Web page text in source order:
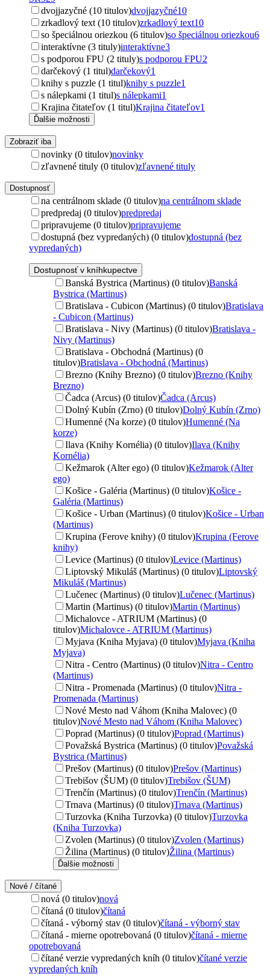
dvojjazyčné (10 titulov)dvojjazyčné10
zrkadlový text (10 titulov)zrkadlový text10
so špeciálnou oriezkou (6 titulov)so špeciálnou oriezkou6
interaktívne (3 tituly)interaktívne3
s podporou FPU (2 tituly)s podporou FPU2
darčekový (1 titul)darčekový1
knihy s puzzle (1 titul)knihy s puzzle1
s nálepkami (1 titul)s nálepkami1
Krajina čitateľov (1 titul)Krajina čitateľov1
Ďalšie možnosti
Zobraziť iba
novinky (0 titulov)novinky
zľavnené tituly (0 titulov)zľavnené tituly
Dostupnosť
na centrálnom sklade (0 titulov)na centrálnom sklade
predpredaj (0 titulov)predpredaj
pripravujeme (0 titulov)pripravujeme
dostupná (bez vypredaných) (0 titulov)dostupná (bez
vypredaných)
Dostupnosť v kníhkupectve
Banská Bystrica (Martinus) (0 titulov)Banská
Bystrica (Martinus)
Bratislava - Cubicon (Martinus) (0 titulov)Bratislava
- Cubicon (Martinus)
Bratislava - Nivy (Martinus) (0 titulov)Bratislava -
Nivy (Martinus)
Bratislava - Obchodná (Martinus) (0
titulov)Bratislava - Obchodná (Martinus)
Brezno (Knihy Brezno) (0 titulov)Brezno (Knihy
Brezno)
Čadca (Arcus) (0 titulov)Čadca (Arcus)
Dolný Kubín (Zrno) (0 titulov)Dolný Kubín (Zrno)
Humenné (Na korze) (0 titulov)Humenné (Na
korze)
Ilava (Knihy Kornélia) (0 titulov)Ilava (Knihy
Kornélia)
Kežmarok (Alter ego) (0 titulov)Kežmarok (Alter
ego)
Košice - Galéria (Martinus) (0 titulov)Košice -
Galéria (Martinus)
Košice - Urban (Martinus) (0 titulov)Košice - Urban
(Martinus)
Krupina (Ferove knihy) (0 titulov)Krupina (Ferove
knihy)
Levice (Martinus) (0 titulov)Levice (Martinus)
Liptovský Mikuláš (Martinus) (0 titulov)Liptovský
Mikuláš (Martinus)
Lučenec (Martinus) (0 titulov)Lučenec (Martinus)
Martin (Martinus) (0 titulov)Martin (Martinus)
Michalovce - ATRIUM (Martinus) (0
titulov)Michalovce - ATRIUM (Martinus)
Myjava (Kniha Myjava) (0 titulov)Myjava (Kniha
Myjava)
Nitra - Centro (Martinus) (0 titulov)Nitra - Centro
(Martinus)
Nitra - Promenada (Martinus) (0 titulov)Nitra -
Promenada (Martinus)
Nové Mesto nad Váhom (Kniha Malovec) (0
titulov)Nové Mesto nad Váhom (Kniha Malovec)
Poprad (Martinus) (0 titulov)Poprad (Martinus)
Považská Bystrica (Martinus) (0 titulov)Považská
Bystrica (Martinus)
Prešov (Martinus) (0 titulov)Prešov (Martinus)
Trebišov (ŠUM) (0 titulov)Trebišov (ŠUM)
Trenčín (Martinus) (0 titulov)Trenčín (Martinus)
Trnava (Martinus) (0 titulov)Trnava (Martinus)
Turzovka (Kniha Turzovka) (0 titulov)Turzovka
(Kniha Turzovka)
Zvolen (Martinus) (0 titulov)Zvolen (Martinus)
Žilina (Martinus) (0 titulov)Žilina (Martinus)
Ďalšie možnosti
Nové / čítané
nová (0 titulov)nová
čítaná (0 titulov)čítaná
čítaná - výborný stav (0 titulov)čítaná - výborný stav
čítaná - mierne opotrebovaná (0 titulov)čítaná - mierne
opotrebovaná
čítané verzie vypredaných kníh (0 titulov)čítané verzie
vypredaných kníh